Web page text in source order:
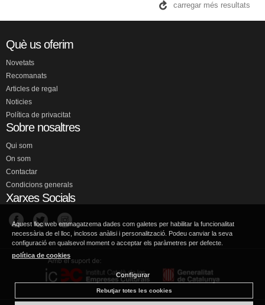
carregar més resultats
Què us oferim
Novetats
Recomanats
Articles de regal
Noticies
Política de privacitat
Sobre nosaltres
Qui som
On som
Contactar
Condicions generals
Xarxes Socials
Aquest lloc web emmagatzema dades com galetes per habilitar la funcionalitat
necessària de el lloc, inclosos anàlisi i personalització. Podeu canviar la seva
configuració en qualsevol moment o acceptar els paràmetres per defecte.
política de cookies
Configurar
Rebutjar totes les cookies